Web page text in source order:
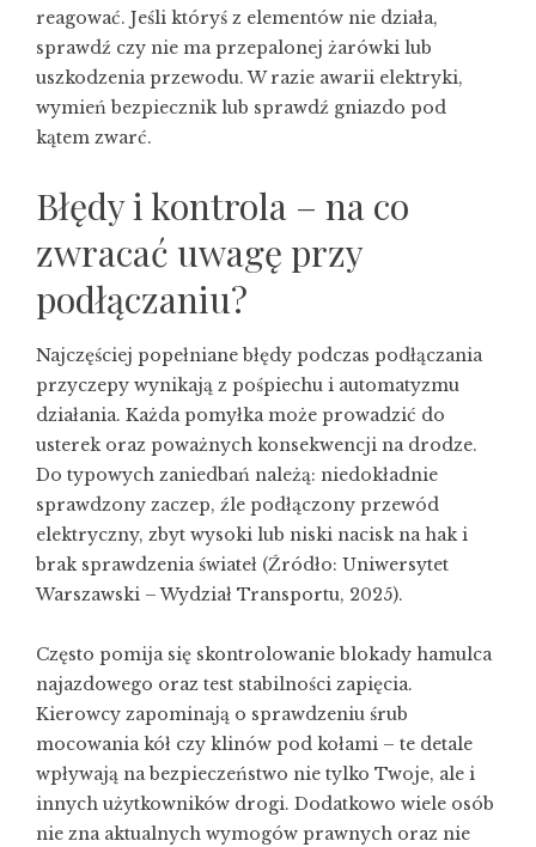
reagować. Jeśli któryś z elementów nie działa,
sprawdź czy nie ma przepalonej żarówki lub
uszkodzenia przewodu. W razie awarii elektryki,
wymień bezpiecznik lub sprawdź gniazdo pod
kątem zwarć.
Błędy i kontrola – na co
zwracać uwagę przy
podłączaniu?
Najczęściej popełniane błędy podczas podłączania
przyczepy wynikają z pośpiechu i automatyzmu
działania. Każda pomyłka może prowadzić do
usterek oraz poważnych konsekwencji na drodze.
Do typowych zaniedbań należą: niedokładnie
sprawdzony zaczep, źle podłączony przewód
elektryczny, zbyt wysoki lub niski nacisk na hak i
brak sprawdzenia świateł (Źródło: Uniwersytet
Warszawski – Wydział Transportu, 2025).
Często pomija się skontrolowanie blokady hamulca
najazdowego oraz test stabilności zapięcia.
Kierowcy zapominają o sprawdzeniu śrub
mocowania kół czy klinów pod kołami – te detale
wpływają na bezpieczeństwo nie tylko Twoje, ale i
innych użytkowników drogi. Dodatkowo wiele osób
nie zna aktualnych wymogów prawnych oraz nie